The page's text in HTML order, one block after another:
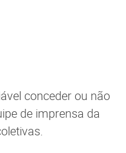
conceder ou não
de imprensa da